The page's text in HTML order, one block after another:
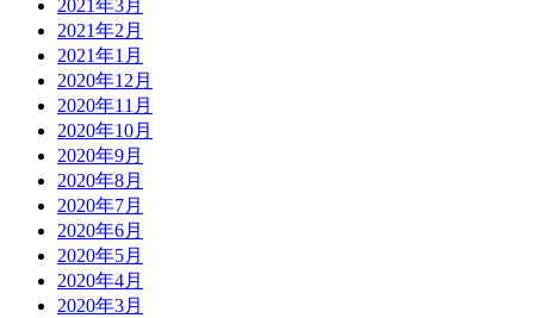
2021年3月
2021年2月
2021年1月
2020年12月
2020年11月
2020年10月
2020年9月
2020年8月
2020年7月
2020年6月
2020年5月
2020年4月
2020年3月